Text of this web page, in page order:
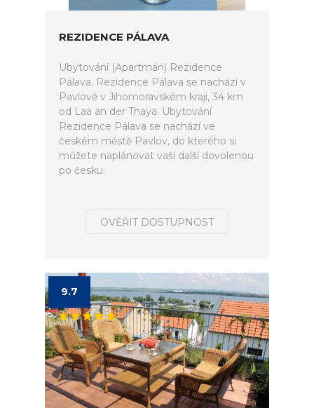
REZIDENCE PÁLAVA
Ubytování (Apartmán) Rezidence
Pálava. Rezidence Pálava se nachází v
Pavlově v Jihomoravském kraji, 34 km
od Laa an der Thaya. Ubytování
Rezidence Pálava se nachází ve
českém městě Pavlov, do kterého si
můžete naplánovat vaší další dovolenou
po česku.
OVĚŘIT DOSTUPNOST
9.7